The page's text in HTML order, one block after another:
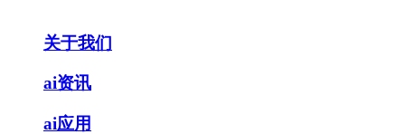
关于我们
ai资讯
ai应用